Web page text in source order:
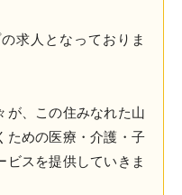
求人となっておりま
が、この住みなれた山
ための医療・介護・子
ビスを提供していきま